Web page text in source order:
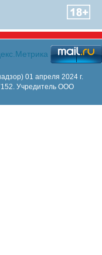
01 апреля 2024 г.
Учредитель ООО